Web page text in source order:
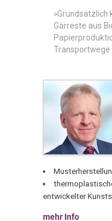
»Grundsätzlich
Gärreste aus
Transportwege
entwickelter
mehr Info